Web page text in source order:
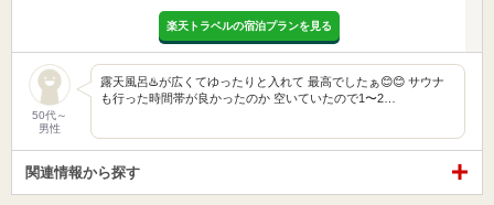
楽天トラベルの宿泊プランを見る
50代～
男性
露天風呂♨️が広くてゆったりと入れて 最高でしたぁ😊😊 サウナ
も行った時間帯が良かったのか 空いていたので1〜2…
関連情報から探す